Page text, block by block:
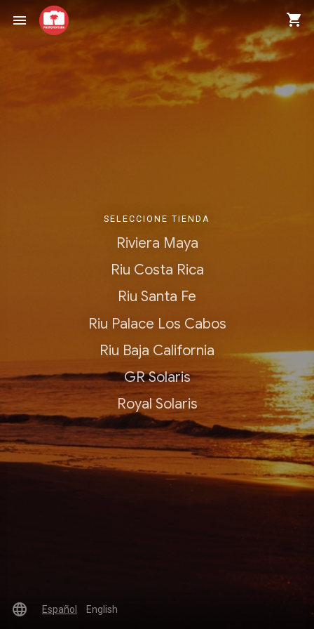
menu shopping_cart
SELECCIONE TIENDA
Riviera Maya
Riu Costa Rica
Riu Santa Fe
Riu Palace Los Cabos
Riu Baja California
GR Solaris
Royal Solaris
language Español English